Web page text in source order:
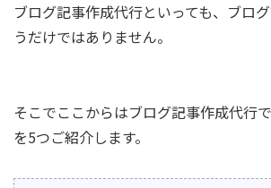
ブログ記事作成代行といっても、ブロ
うだけではありません。
そこでここからはブログ記事作成代行
を5つご紹介します。